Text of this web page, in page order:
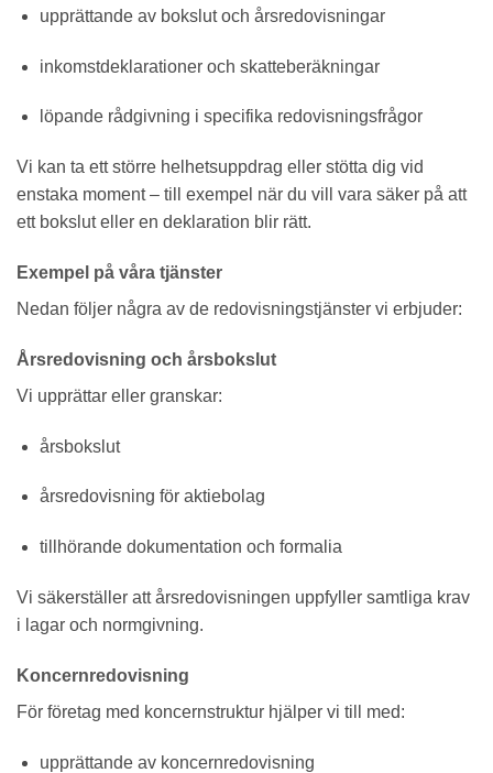
upprättande av bokslut och årsredovisningar
inkomstdeklarationer och skatteberäkningar
löpande rådgivning i specifika redovisningsfrågor
Vi kan ta ett större helhetsuppdrag eller stötta dig vid
enstaka moment – till exempel när du vill vara säker på att
ett bokslut eller en deklaration blir rätt.
Exempel på våra tjänster
Nedan följer några av de redovisningstjänster vi erbjuder:
Årsredovisning och årsbokslut
Vi upprättar eller granskar:
årsbokslut
årsredovisning för aktiebolag
tillhörande dokumentation och formalia
Vi säkerställer att årsredovisningen uppfyller samtliga krav
i lagar och normgivning.
Koncernredovisning
För företag med koncernstruktur hjälper vi till med:
upprättande av koncernredovisning